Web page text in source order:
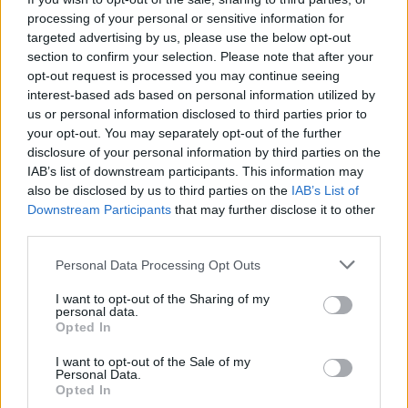
processing of your personal or sensitive information for
targeted advertising by us, please use the below opt-out
section to confirm your selection. Please note that after your
opt-out request is processed you may continue seeing
interest-based ads based on personal information utilized by
us or personal information disclosed to third parties prior to
your opt-out. You may separately opt-out of the further
disclosure of your personal information by third parties on the
IAB’s list of downstream participants. This information may
also be disclosed by us to third parties on the IAB’s List of
Downstream Participants that may further disclose it to other
Personal Data Processing Opt Outs
I want to opt-out of the Sharing of my
personal data.
Opted In
I want to opt-out of the Sale of my
Personal Data.
Opted In
mohly dál sloužit. Od 31.
července 2026 se tento přístup
začne v Evropě měnit. Členské státy začnou uplatňovat takzvané
právo na opravu, které má spotřebitelům usnadnit opravy
vybraných výrobků i po skončení záruční doby a zlepšit
dostupnost náhradních dílů. Co nová pravidla přinesou, jak mohou
přispět ke snížení množství elektroodpadu a kde jsou jejich limity.
Jiří Svoboda: Každá kapka vody má dobře posloužit.
Proč v nové klimatické realitě musíme plánovat
budoucnost, ne pouze kopírovat minulost
Česká debata o adaptaci
se v posledních letech
rozvinula do intenzity. Stále
nebo tůní v zemědělské krajině. Abychom však z omezeného
množství vody, které na území České republiky naprší, vytěžili
maximum, musíme opustit intuitivní krátkozraké nadšení a přejít k